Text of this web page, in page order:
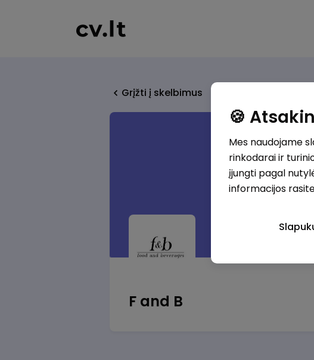
Grįžti į skelbimus
F and B
🍪
Mes naudojame
rinkodarai ir
įjungti pagal
informacijos